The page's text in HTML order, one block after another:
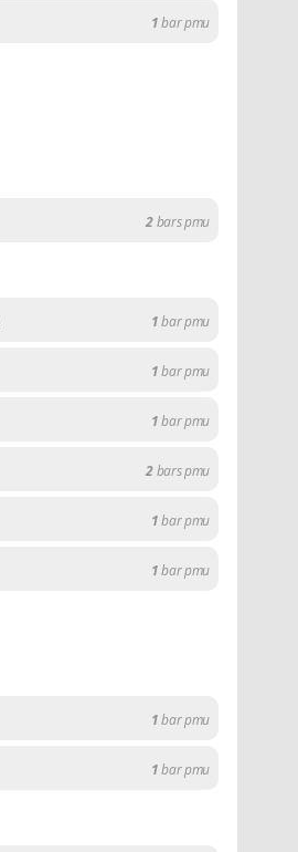
1bar pmu
2bars pmu
1bar pmu
1bar pmu
1bar pmu
2bars pmu
1bar pmu
1bar pmu
1bar pmu
1bar pmu